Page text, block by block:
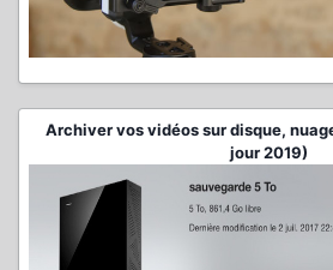
Archiver vos vidéos sur disque,
jour 2019)